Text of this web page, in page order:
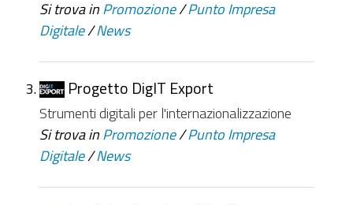
Si trova in Promozione /Punto Impresa
Digitale /News
Progetto DigIT Export
Strumenti digitali per l'internazionalizzazione
Si trova in Promozione /Punto Impresa
Digitale /News